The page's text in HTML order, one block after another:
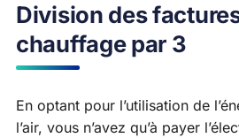
Division des
chauffage par 3
En optant pour l’utilisation de
l’air, vous n’avez qu’à payer